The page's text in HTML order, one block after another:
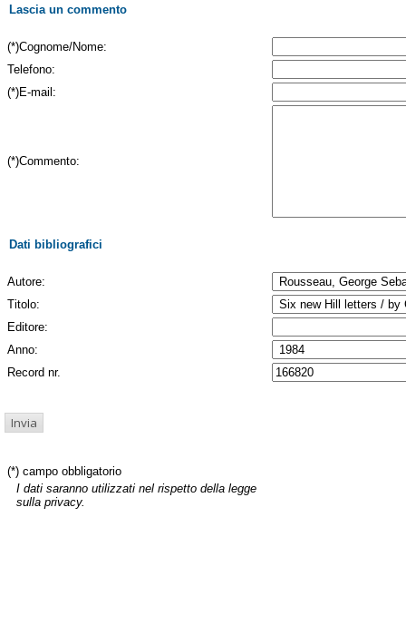
Lascia un commento
(*)Cognome/Nome:
Telefono:
(*)E-mail:
(*)Commento:
Dati bibliografici
Autore:
Titolo:
Editore:
Anno:
Record nr.
(*) campo obbligatorio
I dati saranno utilizzati nel rispetto della legge
sulla privacy.